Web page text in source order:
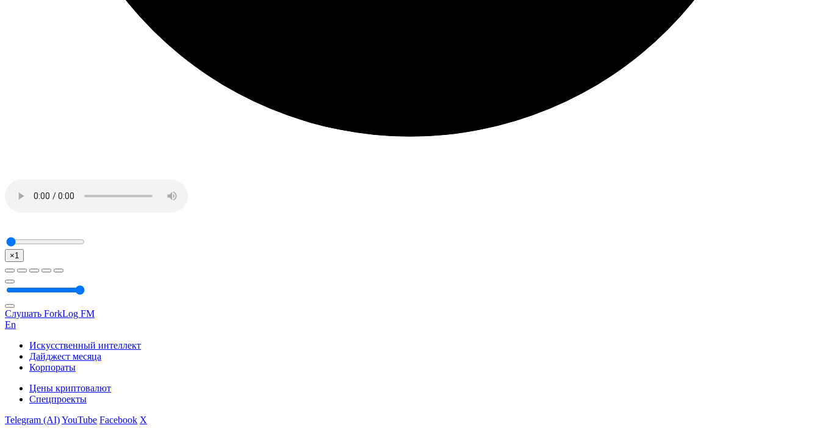
×1
Слушать ForkLog FM
En
Искусственный интеллект
Дайджест месяца
Корпораты
Цены криптовалют
Спецпроекты
Telegram (AI)YouTube Facebook X